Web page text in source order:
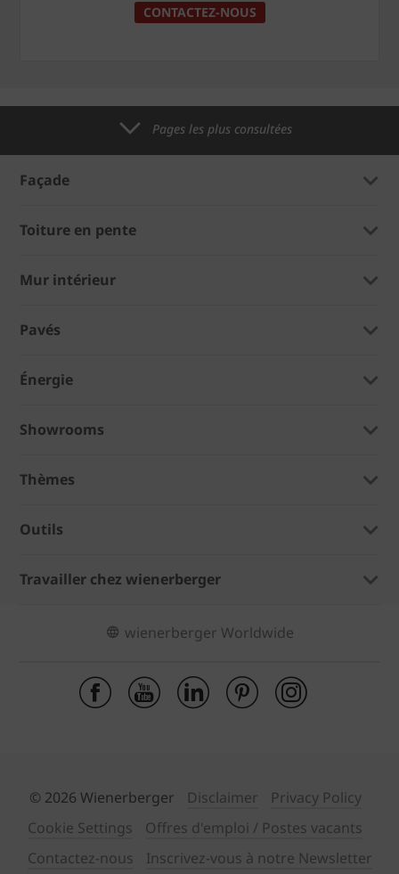
CONTACTEZ-NOUS
Pages les plus consultées
Façade
Toiture en pente
Mur intérieur
Pavés
Énergie
Showrooms
Thèmes
Outils
Travailler chez wienerberger
wienerberger Worldwide
© 2026 Wienerberger Disclaimer
Privacy Policy
Cookie Settings
Offres d'emploi / Postes vacants
Contactez-nous
Inscrivez-vous à notre Newsletter